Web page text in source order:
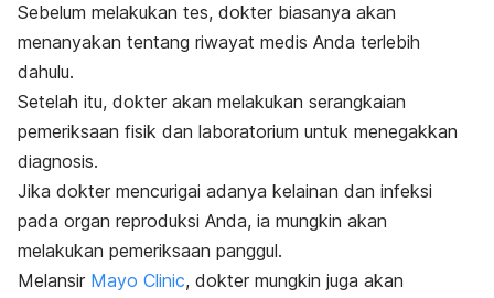
Sebelum melakukan tes, dokter biasanya akan
menanyakan tentang riwayat medis Anda terlebih
dahulu.
Setelah itu, dokter akan melakukan serangkaian
pemeriksaan fisik dan laboratorium untuk menegakkan
diagnosis.
Jika dokter mencurigai adanya kelainan dan infeksi
pada organ reproduksi Anda, ia mungkin akan
melakukan pemeriksaan panggul.
Melansir Mayo Clinic, dokter mungkin juga akan